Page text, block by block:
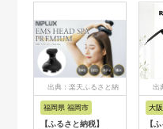
出典：楽天ふるさと納
福岡県 福岡市
【ふるさと納税】
出
大
【